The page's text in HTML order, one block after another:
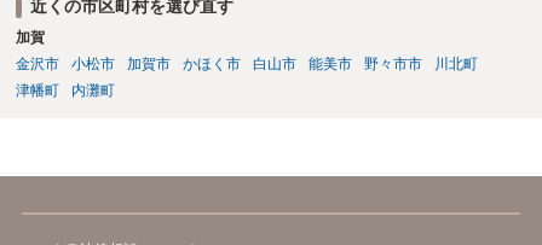
近くの市区町村を選び直す
加賀
金沢市
小松市 加賀市 かほく市 白山市 能美市 野々市市
川北町
津幡町
内灘町